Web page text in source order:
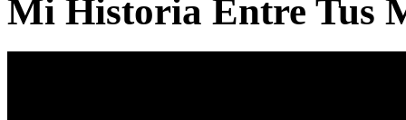
Mi Historia Entre Tus